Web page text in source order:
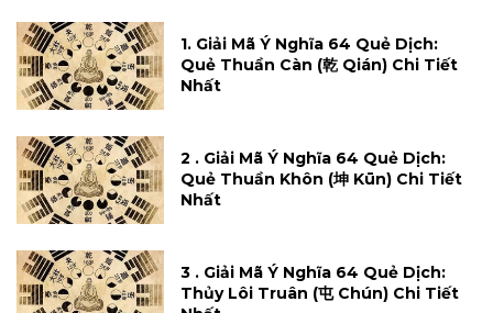
1. Giải Mã Ý Nghĩa 64 Quẻ Dịch:
Quẻ Thuần Càn (乾 Qián) Chi Tiết
Nhất
2 . Giải Mã Ý Nghĩa 64 Quẻ Dịch:
Quẻ Thuần Khôn (坤 Kūn) Chi Tiết
Nhất
3 . Giải Mã Ý Nghĩa 64 Quẻ Dịch:
Thủy Lôi Truân (屯 Chún) Chi Tiết